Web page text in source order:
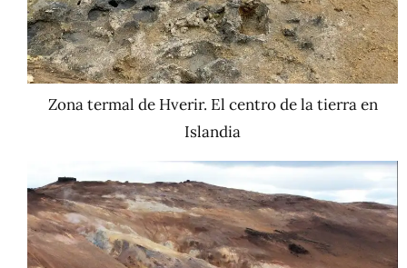
Zona termal de Hverir. El centro de la tierra en
Islandia